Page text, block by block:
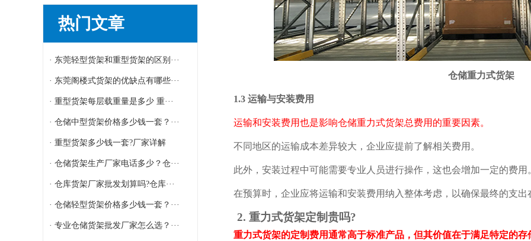
热门文章
· 东莞轻型货架和重型货架的区别···
· 东莞阁楼式货架的优缺点有哪些···
· 重型货架每层载重量是多少 重···
· 仓储中型货架价格多少钱一套？···
· 重型货架多少钱一套?厂家详解
· 仓储货架生产厂家电话多少？仓···
· 仓库货架厂家批发划算吗?仓库···
· 仓储轻型货架价格多少钱一套？···
· 专业仓储货架批发厂家怎么选？···
仓储重力式货架
1.3 运输与安装费用
运输和安装费用也是影响仓储重力式货架总费用的重要因素。
不同地区的运输成本差异较大，企业应提前了解相关费用。
此外，安装过程中可能需要专业人员进行操作，这也会增加一定的费用
在预算时，企业应将运输和安装费用纳入整体考虑，以确保最终的支出
2. 重力式货架定制贵吗?
重力式货架的定制费用通常高于标准产品，但其价值在于满足特定的存